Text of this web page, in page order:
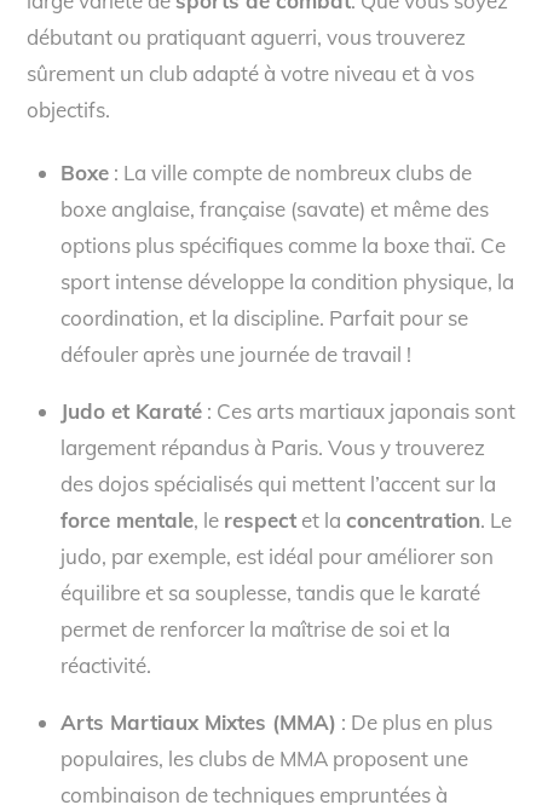
débutant ou pratiquant aguerri, vous trouverez
sûrement un club adapté à votre niveau et à vos
objectifs.
Boxe: La ville compte de nombreux clubs de
boxe anglaise, française (savate) et même des
options plus spécifiques comme la boxe thaï. Ce
sport intense développe la condition physique, la
coordination, et la discipline. Parfait pour se
défouler après une journée de travail !
Judo et Karaté: Ces arts martiaux japonais sont
largement répandus à Paris. Vous y trouverez
des dojos spécialisés qui mettent l’accent sur la
force mentale, le respectet la concentration. Le
judo, par exemple, est idéal pour améliorer son
équilibre et sa souplesse, tandis que le karaté
permet de renforcer la maîtrise de soi et la
réactivité.
Arts Martiaux Mixtes (MMA) : De plus en plus
populaires, les clubs de MMA proposent une
combinaison de techniques empruntées à